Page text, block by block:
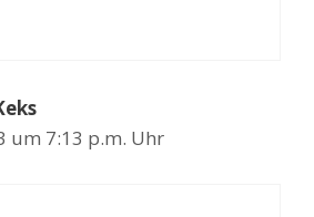
um 7:13 p.m. Uhr